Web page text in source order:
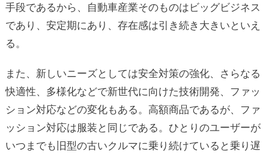
手段であるから、自動車産業そのものはビッグビジネス
であり、安定期にあり、存在感は引き続き大きいといえ
る。
また、新しいニーズとしては安全対策の強化、さらなる
快適性、多様化などで新世代に向けた技術開発、ファッ
ション対応などの変化もある。高額商品であるが、ファ
ッション対応は服装と同じである。ひとりのユーザーが
いつまでも旧型の古いクルマに乗り続けていると乗り遅